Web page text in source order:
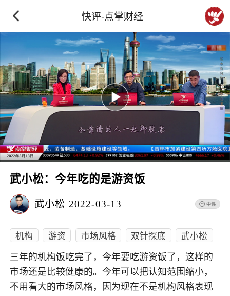
快评-点掌财经
武小松：今年吃的是游资饭
武小松 2022-03-13
机构 游资 市场风格 双针探底 武小松
三年的机构饭吃完了，今年要吃游资饭了，这样的
市场还是比较健康的。今年可以把认知范围缩小，
不用看大的市场风格，因为现在不是机构风格表现